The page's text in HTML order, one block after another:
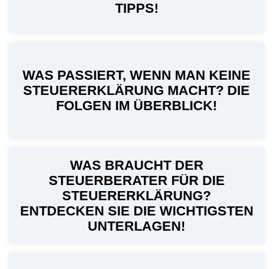
TIPPS!
WAS PASSIERT, WENN MAN KEINE
STEUERERKLÄRUNG MACHT? DIE
FOLGEN IM ÜBERBLICK!
WAS BRAUCHT DER
STEUERBERATER FÜR DIE
STEUERERKLÄRUNG?
ENTDECKEN SIE DIE WICHTIGSTEN
UNTERLAGEN!